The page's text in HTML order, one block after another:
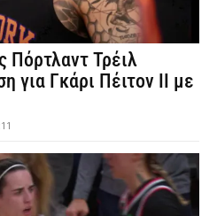
Πόρτλαντ Τρέιλ
για Γκάρι Πέιτον ΙΙ με